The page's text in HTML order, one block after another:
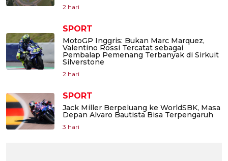
2 hari
SPORT
MotoGP Inggris: Bukan Marc Marquez,
Valentino Rossi Tercatat sebagai
Pembalap Pemenang Terbanyak di Sirkuit
Silverstone
2 hari
SPORT
Jack Miller Berpeluang ke WorldSBK, Masa
Depan Alvaro Bautista Bisa Terpengaruh
3 hari